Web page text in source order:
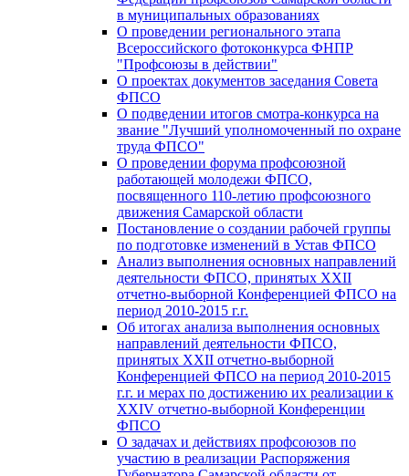
в муниципальных образованиях
О проведении регионального этапа
Всероссийского фотоконкурса ФНПР
"Профсоюзы в действии"
О проектах документов заседания Совета
ФПСО
О подведении итогов смотра-конкурса на
звание "Лучший уполномоченный по охране
труда ФПСО"
О проведении форума профсоюзной
работающей молодежи ФПСО,
посвященного 110-летию профсоюзного
движения Самарской области
Постановление о создании рабочей группы
по подготовке изменений в Устав ФПСО
Анализ выполнения основных направлений
деятельности ФПСО, принятых XXII
отчетно-выборной Конференцией ФПСО на
период 2010-2015 г.г.
Об итогах анализа выполнения основных
направлений деятельности ФПСО,
принятых XXII отчетно-выборной
Конференцией ФПСО на период 2010-2015
г.г. и мерах по достижению их реализации к
XXIV отчетно-выборной Конференции
ФПСО
О задачах и действиях профсоюзов по
участию в реализации Распоряжения